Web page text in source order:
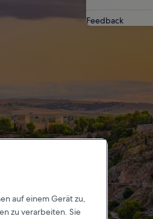
Feedback
auf einem Gerät zu,
zu verarbeiten. Sie